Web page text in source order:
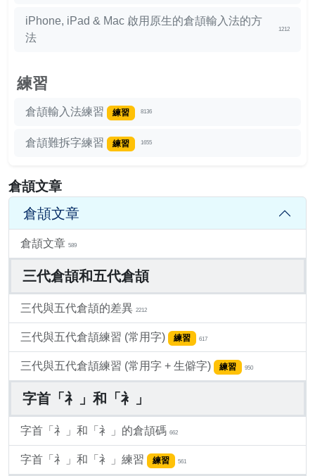
iPhone, iPad & Mac 啟用原生的倉頡輸入法的方
法
1212
練習
倉頡輸入法練習 練習 8136
倉頡難拆字練習 練習 1655
倉頡文章
倉頡文章
倉頡文章 589
三代倉頡和五代倉頡
三代與五代倉頡的差異 2212
三代與五代倉頡練習 (常用字) 練習 617
三代與五代倉頡練習 (常用字 + 生僻字) 練習 950
字首「礻」和「衤」
字首「礻」和「衤」的倉頡碼 662
字首「礻」和「衤」練習 練習 561